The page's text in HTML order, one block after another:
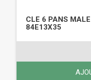
CLE 6 PANS
84E13X35